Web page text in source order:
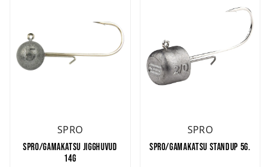
SPRO
SPRO/GAMAKATSU JIGGHUVUD
14G
SPRO
SPRO/GAMAKATSU STANDUP 5G.